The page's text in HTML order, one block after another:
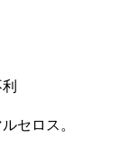
セロス。